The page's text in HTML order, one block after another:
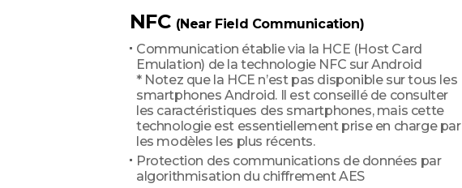
NFC (Near Field Communication)
Communication établie via la HCE (Host Card
Emulation) de la technologie NFC sur Android
* Notez que la HCE n’est pas disponible sur tous les
smartphones Android. Il est conseillé de consulter
les caractéristiques des smartphones, mais cette
technologie est essentiellement prise en charge par
les modèles les plus récents.
Protection des communications de données par
algorithmisation du chiffrement AES